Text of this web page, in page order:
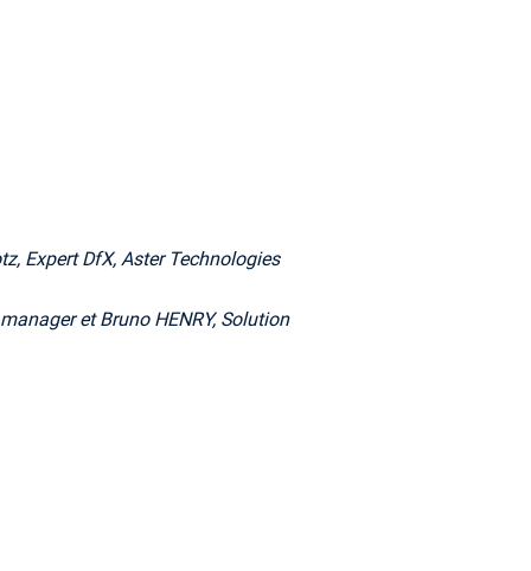
Expert DfX, Aster Technologies
et Bruno HENRY, Solution